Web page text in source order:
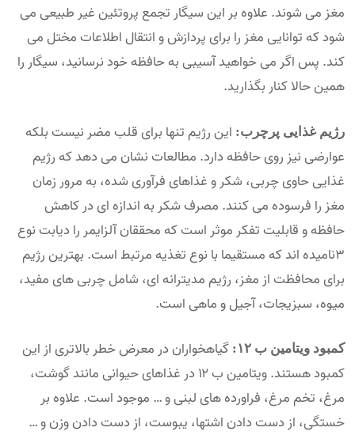
مغز می شوند. علاوه بر این سیگار تجمع پروتئین غیر طبیعی می
شود که توانایی مغز را برای پردازش و انتقال اطلاعات مختل می
کند. پس اگر می خواهید آسیبی به حافظه خود نرسانید، سیگار را
همین حالا کنار بگذارید.
رژیم غذایی پرچرب: این رژیم تنها برای قلب مضر نیست بلکه
عوارضی نیز روی حافظه دارد. مطالعات نشان می دهد که رژیم
غذایی حاوی چربی، شکر و غذاهای فرآوری شده، به مرور زمان
مغز را فرسوده می کنند. مصرف شکر به اندازه ای در کاهش
حافظه و قابلیت تفکر موثر است که محققان آلزایمر را دیابت نوع
۳نامیده اند که مستقیما با نوع تغذیه مرتبط است. بهترین رژیم
برای محافظت از مغز، رژیم مدیترانه ای، شامل چربی های مفید،
میوه، سبزیجات، آجیل و ماهی است.
کمبود ویتامین ب ۱۲:
گیاهخواران در معرض خطر بالاتری از این
کمبود هستند. ویتامین ب ۱۲ در غذاهای حیوانی مانند گوشت،
مرغ، تخم مرغ، فراورده های لبنی و … موجود است. علاوه بر
خستگی، از دست دادن اشتها، یبوست، از دست دادن وزن و …